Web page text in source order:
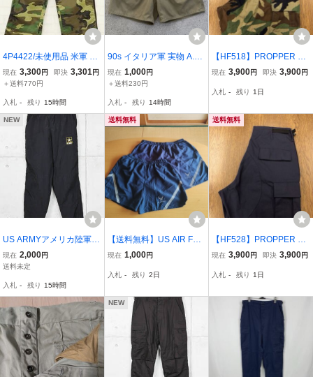
4P4422/未使用品 米軍 E
CWCS Cold Weather Tro
users 87年会計 ミリタリ
現在 3,300円 即決 3,301円
＋送料770円
入札 - 残り 15時間
90s イタリア軍 実物 A.M.
I. ツータック チノ ショー
ツ ショートパンツ カーキ
ージ ミリタリー 短パン 1
990 VTG
現在 1,000円
＋送料230円
入札 - 残り 14時間
【HF518】PROPPER 民
間品 L-Rサイズ カーゴパ
リタリーパンツ 迷彩 カモ
ー 送料無料
現在 3,900円 即決 3,900円
入札 - 残り 1日
NEW
US ARMYアメリカ陸軍◆
APFU ナイロン トレーニ
ングパンツ◆ブラック◆
現在 2,000円
送料未定
入札 - 残り 15時間
送料無料
【送料無料】US AIR FOR
CE TRUNKS PHYSICAL
トレーニングパンツ トラ
現在 1,000円
入札 - 残り 2日
送料無料
【HF528】PROPPER 民
間品 M-Rサイズ カーゴパ
タリーパンツ 無地 メンズ
現在 3,900円 即決 3,900円
入札 - 残り 1日
NEW